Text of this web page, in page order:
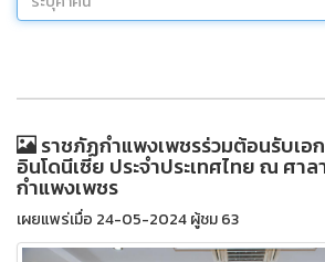
ราชภัฏกำแพงเพชรร่วมต้อนรับเอ
อินโดนีเซีย ประจำประเทศไทย ณ ศา
กำแพงเพชร
เผยแพร่เมื่อ 24-05-2024 ผู้ชม 63